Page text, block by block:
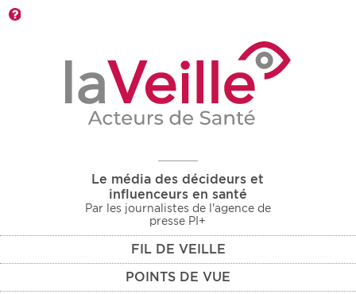
Le média des décideurs et
influenceurs en santé
Par les journalistes de l'agence de
presse PI+
FIL DE VEILLE
POINTS DE VUE